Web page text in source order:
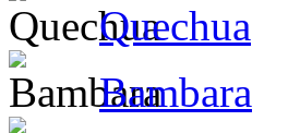
Quechua
Bambara